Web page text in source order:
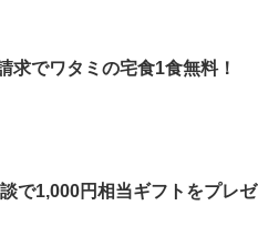
求でワタミの宅食1食無料！
で1,000円相当ギフトをプレゼ